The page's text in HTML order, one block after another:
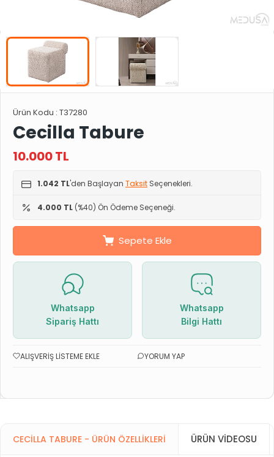
Ürün Kodu : T37280
Cecilla Tabure
10.000TL
1.042 TL'den Başlayan Taksit Seçenekleri.
4.000 TL (%40) Ön Ödeme Seçeneği.
Sepete Ekle
Whatsapp
Sipariş Hattı
Whatsapp
Bilgi Hattı
ALIŞVERIŞ LISTEME EKLE YORUM YAP
CECILLA TABURE - ÜRÜN ÖZELLIKLERI ÜRÜN VIDEOSU